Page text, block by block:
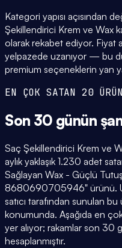
Kategori yapısı açısından
Şekillendirici Krem ve Wax
olarak rekabet ediyor. Fiyat
yelpazede uzanıyor — bu
premium seçeneklerin yan
EN ÇOK SATAN 20 ÜRÜN
Son 30 günün
Saç Şekillendirici Krem ve
aylık yaklaşık 1.230 adet
Sağlayan Wax - Güçlü
8680690705946" ürünü.
satıcı tarafından sunulan
konumunda. Aşağıda en
yer alıyor; rakamlar son 30
hesaplanmıştır.